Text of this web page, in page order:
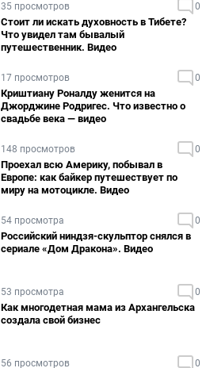
35 просмотров 0
Стоит ли искать духовность в Тибете?
Что увидел там бывалый
путешественник. Видео
17 просмотров 0
Криштиану Роналду женится на
Джорджине Родригес. Что известно о
свадьбе века — видео
148 просмотров 0
Проехал всю Америку, побывал в
Европе: как байкер путешествует по
миру на мотоцикле. Видео
54 просмотра 0
Российский ниндзя-скульптор снялся в
сериале «Дом Дракона». Видео
53 просмотра 0
Как многодетная мама из Архангельска
создала свой бизнес
56 просмотров 0